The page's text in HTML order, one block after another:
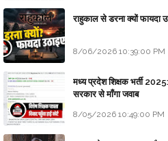
राहुकाल से डरना क्यों फायदा
8/06/2026 10:39:00 PM
मध्य प्रदेश शिक्षक भर्ती 2025:
सरकार से माँगा जवाब
8/05/2026 10:49:00 PM